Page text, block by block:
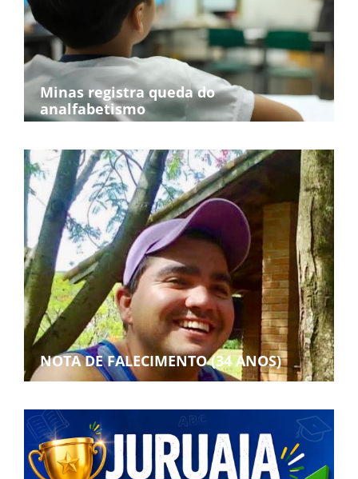
Minas registra queda do
analfabetismo
NOTA DE FALECIMENTO (34 ANOS)